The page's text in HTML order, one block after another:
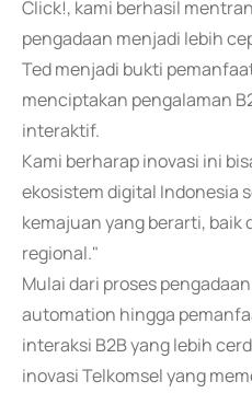
Click!, kami berhasil
pengadaan menjadi lebih
Ted menjadi bukti
menciptakan pengalaman
interaktif.
Kami berharap inovasi ini
ekosistem digital Indonesia
kemajuan yang berarti,
regional."
Mulai dari proses
automation hingga
interaksi B2B yang lebih
inovasi Telkomsel yang